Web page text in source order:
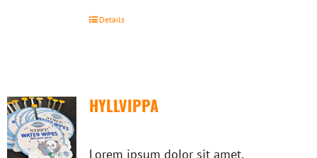
Details
HYLLVIPPA
Lorem ipsum dolor sit amet,